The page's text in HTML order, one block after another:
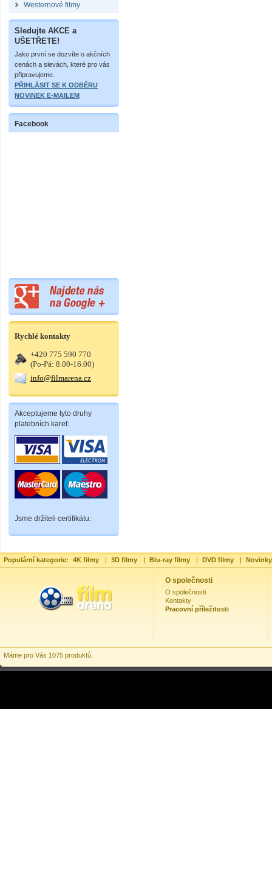
Westernové filmy
Sledujte AKCE a
UŠETŘETE!
Jako první se dozvíte o akčních
cenách a slevách, které pro vás
připravujeme.
PŘIHLÁSIT SE K ODBĚRU
NOVINEK E-MAILEM
Facebook
Rychlé kontakty
+420 775 590 770
(Po-Pá: 8.00-16.00)
info@filmarena.cz
Akceptujeme tyto druhy
platebních karet:
Jsme držiteli certifikátu:
Populární kategorie: 4K filmy | 3D filmy | Blu-ray filmy | DVD filmy |
O společnosti
O společnosti
Kontakty
Pracovní příležitosti
Máme pro Vás 1075 produktů.